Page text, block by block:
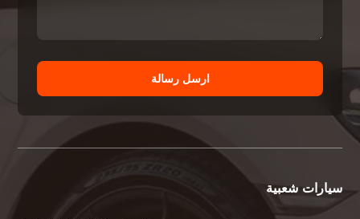
ارسل رسالة
سيارات شعبية